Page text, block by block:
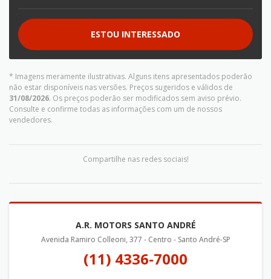
ESTOU INTERESSADO
* Imagens meramente ilustrativas. Alguns itens apresentados poderão
não estar disponíveis nas versões. Preços sugeridos e válidos de
31/08/2026. Os preços poderão ser modificados sem aviso prévio.
Consulte e confirme todas as informações com um de nossos
vendedores.
Compartilhe nas redes sociais!
A.R. MOTORS SANTO ANDRÉ
Avenida Ramiro Colleoni, 377 - Centro - Santo André-SP
(11) 4336-7000